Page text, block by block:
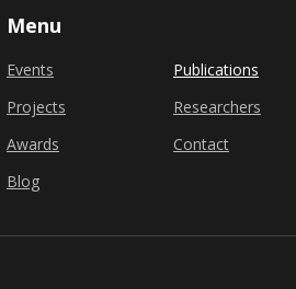
Menu
Events
Projects
Awards
Blog
Publications
Researchers
Contact